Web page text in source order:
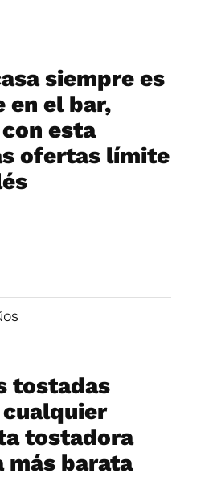
siempre es
en el bar,
esta
ofertas límite
tostadas
tostadora
más barata